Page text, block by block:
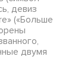
девиз
(«Больше
двумя